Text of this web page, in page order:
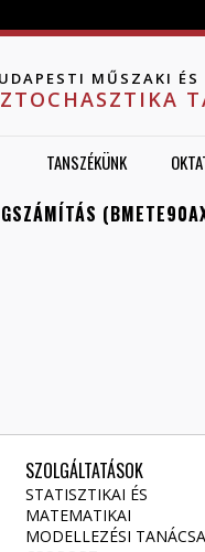
MŰSZAKI
TANSZÉKÜNK
SZOLGÁLTATÁSOK
STATISZTIKAI ÉS
MATEMATIKAI
MODELLEZÉSI